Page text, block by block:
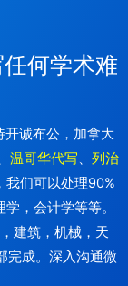
何学术难
开诚布公，加拿大
温哥华代写、 列治
我们可以处理90%
，会计学等等。
建筑，机械，天
完成。深入沟通微